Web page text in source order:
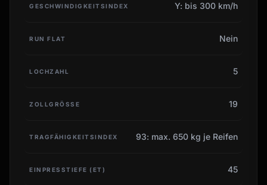
GESCHWINDIGKEITSINDEX Y: bis 300 km/h
RUN FLAT Nein
LOCHZAHL 5
ZOLLGRÖSSE 19
TRAGFÄHIGKEITSINDEX 93: max. 650 kg je Reifen
EINPRESSTIEFE (ET) 45